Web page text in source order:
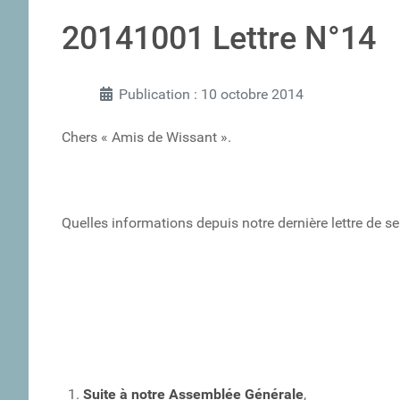
20141001 Lettre N°14
Publication : 10 octobre 2014
Chers « Amis de Wissant ».
Quelles informations depuis notre dernière lettre de
Suite à notre Assemblée Générale,